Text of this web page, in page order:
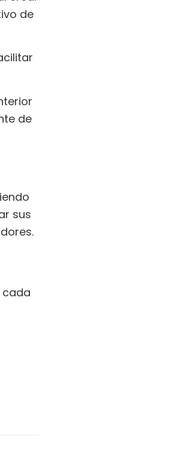
de
de
sus
cada